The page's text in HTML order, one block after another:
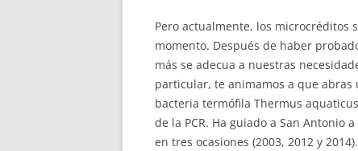
Pero actualmente, los microcréditos
momento. Después de haber
más se adecua a nuestras
particular, te animamos a que abras
bacteria termófila Thermus
de la PCR. Ha guiado a San Antonio
en tres ocasiones (2003, 2012 y